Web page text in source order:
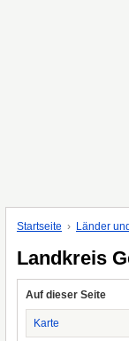
Startseite Länder
Landkreis
Auf dieser Seite
Karte